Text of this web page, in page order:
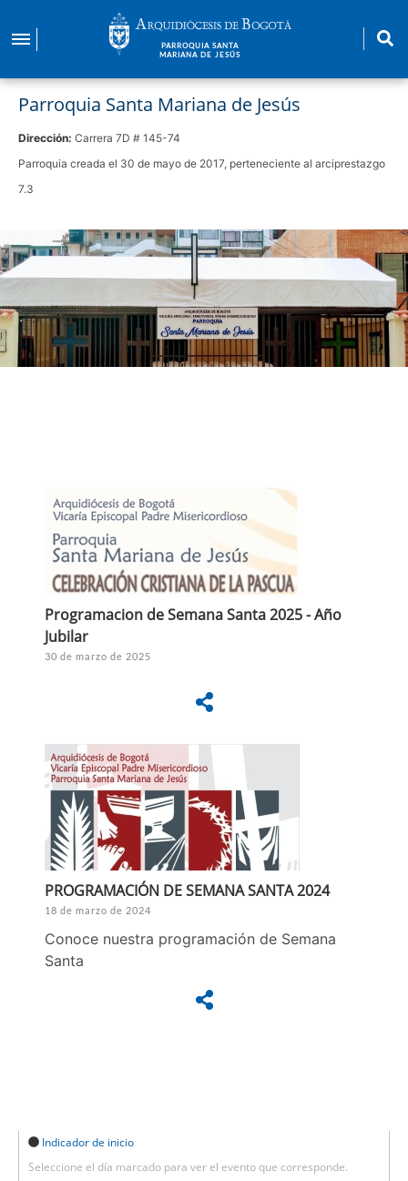
contenido
principal
PARROQUIA SANTA
MARIANA DE JESÚS
Parroquia Santa Mariana de Jesús
Dirección: Carrera 7D # 145-74
Parroquia creada el 30 de mayo de 2017, perteneciente al arciprestazgo
7.3
Programacion de Semana Santa 2025 - Año
Jubilar
30 de marzo de 2025
PROGRAMACIÓN DE SEMANA SANTA 2024
18 de marzo de 2024
Conoce nuestra programación de Semana
Santa
Indicador de inicio
Seleccione el día marcado para ver el evento que corresponde.